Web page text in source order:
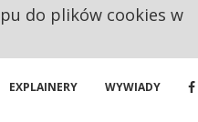
EXPLAINERY WYWIADY
do plików cookies w